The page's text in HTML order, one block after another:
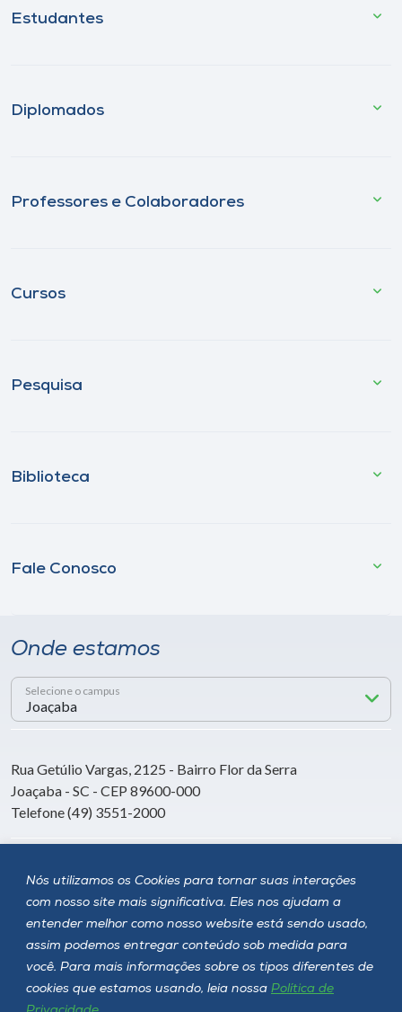
Nós utilizamos os Cookies para tornar suas interações
com nosso site mais significativa. Eles nos ajudam a
entender melhor como nosso website está sendo usado,
assim podemos entregar conteúdo sob medida para
você. Para mais informações sobre os tipos diferentes de
cookies que estamos usando, leia nossa Política de
Estudantes
Diplomados
Professores e Colaboradores
Cursos
Pesquisa
Biblioteca
Fale Conosco
Onde estamos
Selecione o campus
Rua Getúlio Vargas, 2125 - Bairro Flor da Serra
Joaçaba - SC - CEP 89600-000
Telefone (49) 3551-2000
Siga a Unoesc